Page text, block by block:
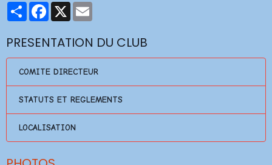
PartagerFacebook
X
PRESENTATION DU CLUB
COMITE DIRECTEUR
STATUTS ET REGLEMENTS
LOCALISATION